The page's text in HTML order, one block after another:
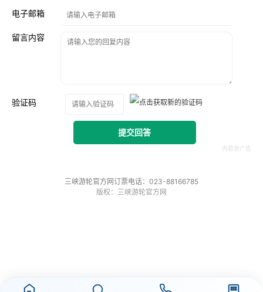
电子邮箱
留言内容
验证码
提交回答
三峡游轮官方网订票电话：023-88166785
版权：三峡游轮官方网